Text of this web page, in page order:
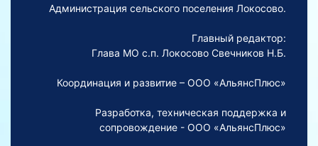
Администрация сельского поселения Локосово.
Главный редактор:
Глава МО с.п. Локосово Свечников Н.Б.
Координация и развитие – ООО «АльянсПлюс»
Разработка, техническая поддержка и
сопровождение - ООО «АльянсПлюс»